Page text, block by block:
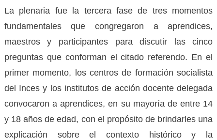
La plenaria fue la tercera fase de tres momentos
fundamentales que congregaron a aprendices,
maestros y participantes para discutir las cinco
preguntas que conforman el citado referendo. En el
primer momento, los centros de formación socialista
del Inces y los institutos de acción docente delegada
convocaron a aprendices, en su mayoría de entre 14
y 18 años de edad, con el propósito de brindarles una
explicación sobre el contexto histórico y la